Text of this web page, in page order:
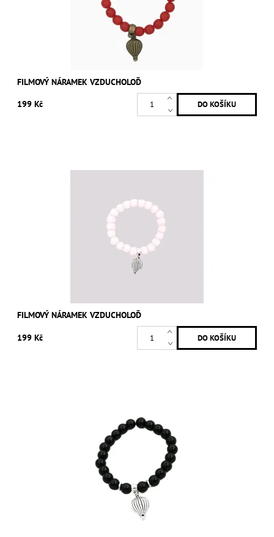
FILMOVÝ NÁRAMEK VZDUCHOLOĎ
199 Kč
FILMOVÝ NÁRAMEK VZDUCHOLOĎ
199 Kč